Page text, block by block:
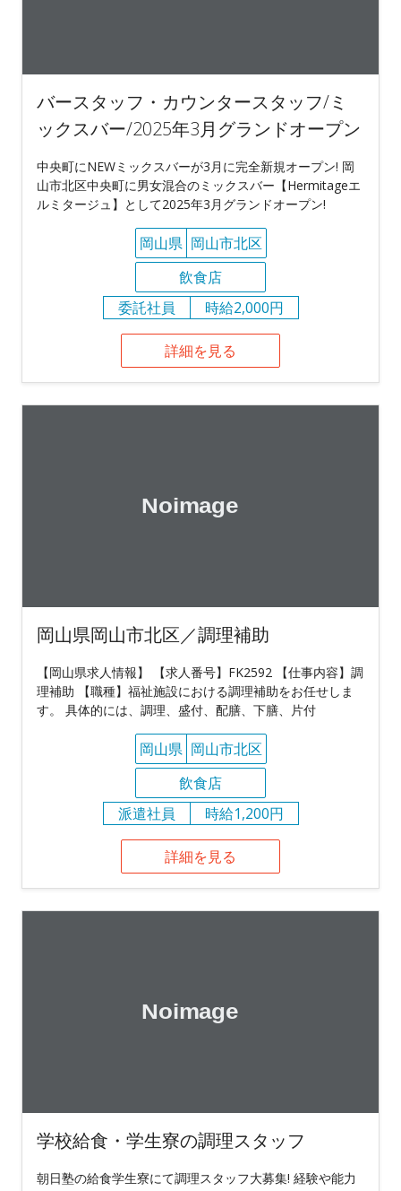
バースタッフ・カウンタースタッフ/ミ
ックスバー/2025年3月グランドオープン
中央町にNEWミックスバーが3月に完全新規オープン! 岡
山市北区中央町に男女混合のミックスバー【Hermitageエ
ルミタージュ】として2025年3月グランドオープン!
岡山県 岡山市北区
飲食店
委託社員
時給2,000円
詳細を見る
岡山県岡山市北区／調理補助
【岡山県求人情報】 【求人番号】FK2592 【仕事内容】調
理補助 【職種】福祉施設における調理補助をお任せしま
す。 具体的には、調理、盛付、配膳、下膳、片付
岡山県 岡山市北区
飲食店
派遣社員
時給1,200円
詳細を見る
学校給食・学生寮の調理スタッフ
朝日塾の給食学生寮にて調理スタッフ大募集! 経験や能力